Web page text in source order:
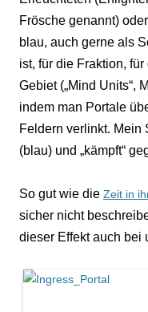
Frösche genannt)
blau, auch gerne als
ist, für die Fraktion,
Gebiet („Mind Units“,
indem man Portale
Feldern verlinkt. Mein
(blau) und „kämpft“
So gut wie die Zeit in
sicher nicht
dieser Effekt auch bei